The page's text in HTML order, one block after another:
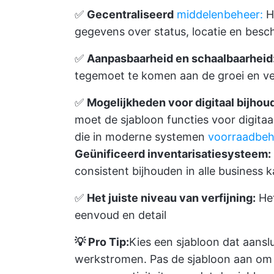
✅ Gecentraliseerd middelenbeheer:
gegevens over status, locatie en
✅ Aanpasbaarheid en
tegemoet te komen aan de groei en
✅ Mogelijkheden voor digitaal
moet de sjabloon functies voor
die in moderne systemen
Geünificeerd inventarisatiesysteem:
consistent bijhouden in alle business
✅ Het juiste niveau van verfijning:
eenvoud en detail
💡 Pro Tip:Kies een sjabloon dat
werkstromen. Pas de sjabloon aan